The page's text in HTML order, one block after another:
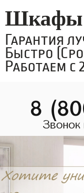
Шкафы
Гарантия
Быстро
Работаем с
8
Звонок